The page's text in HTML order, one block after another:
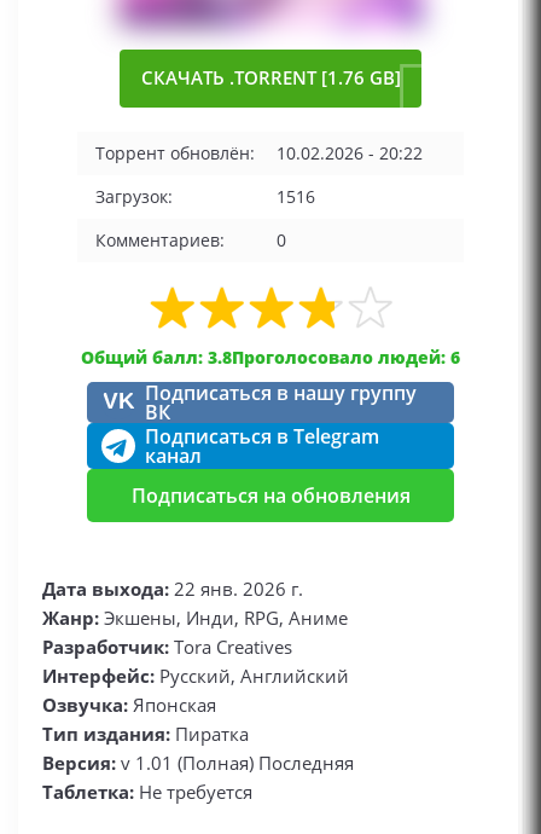
СКАЧАТЬ .TORRENT [1.76 GB]
Торрент обновлён:
10.02.2026 - 20:22
Загрузок:
1516
Комментариев:
0
Общий балл: 3.8Проголосовало людей: 6
VK Подписаться в нашу группу
ВК
Подписаться в Telegram
канал
Подписаться на обновления
Дата выхода: 22 янв. 2026 г.
Жанр: Экшены, Инди, RPG, Аниме
Разработчик: Tora Creatives
Интерфейс: Русский, Английский
Озвучка: Японская
Тип издания: Пиратка
Версия: v 1.01 (Полная) Последняя
Таблетка: Не требуется